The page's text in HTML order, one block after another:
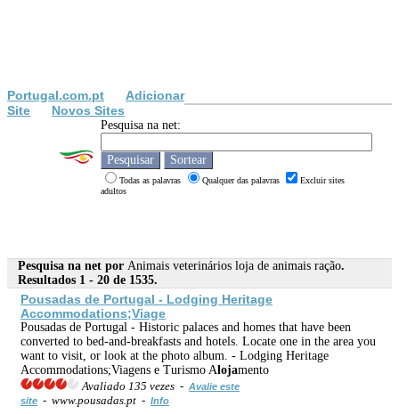
Portugal.com.pt
Adicionar
Site
Novos Sites
Pesquisa na net:
Todas as palavras Qualquer das palavras
Excluir sites
adultos
Pesquisa na net por Animais veterinários loja de animais ração.
Resultados 1 - 20 de 1535.
Pousadas de Portugal - Lodging Heritage
Accommodations;Viage
Pousadas de Portugal - Historic palaces and homes that have been
converted to bed-and-breakfasts and hotels. Locate one in the area you
want to visit, or look at the photo album. - Lodging Heritage
Accommodations;Viagens e Turismo Alojamento
Avaliado 135 vezes - Avalie este
site - www.pousadas.pt - Info